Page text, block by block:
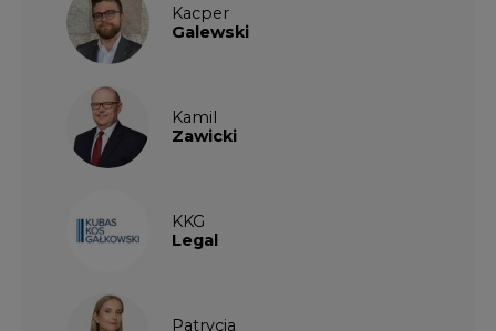
Kacper
Galewski
Kamil
Zawicki
KKG
Legal
Patrycja